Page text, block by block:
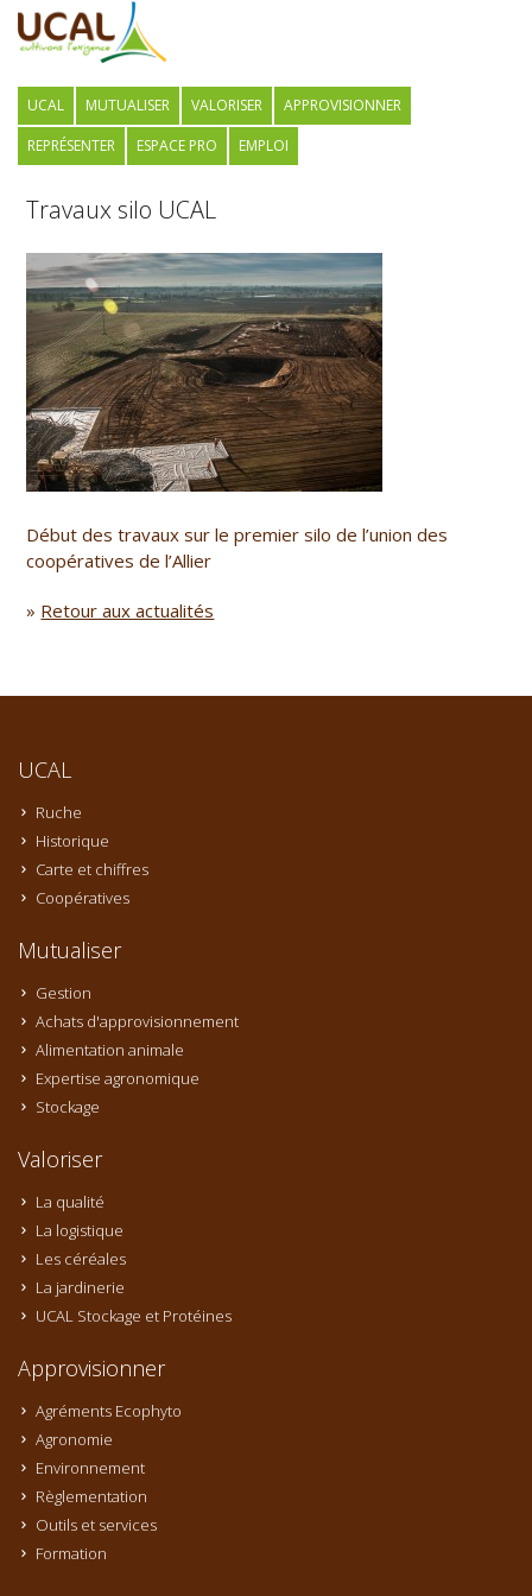
UCAL MUTUALISER VALORISER
APPROVISIONNER
REPRÉSENTER
ESPACE PRO EMPLOI
Travaux silo UCAL
Début des travaux sur le premier silo de l’union des
coopératives de l’Allier
» Retour aux actualités
UCAL
Ruche
Historique
Carte et chiffres
Coopératives
Mutualiser
Gestion
Achats d'approvisionnement
Alimentation animale
Expertise agronomique
Stockage
Valoriser
La qualité
La logistique
Les céréales
La jardinerie
UCAL Stockage et Protéines
Approvisionner
Agréments Ecophyto
Agronomie
Environnement
Règlementation
Outils et services
Formation